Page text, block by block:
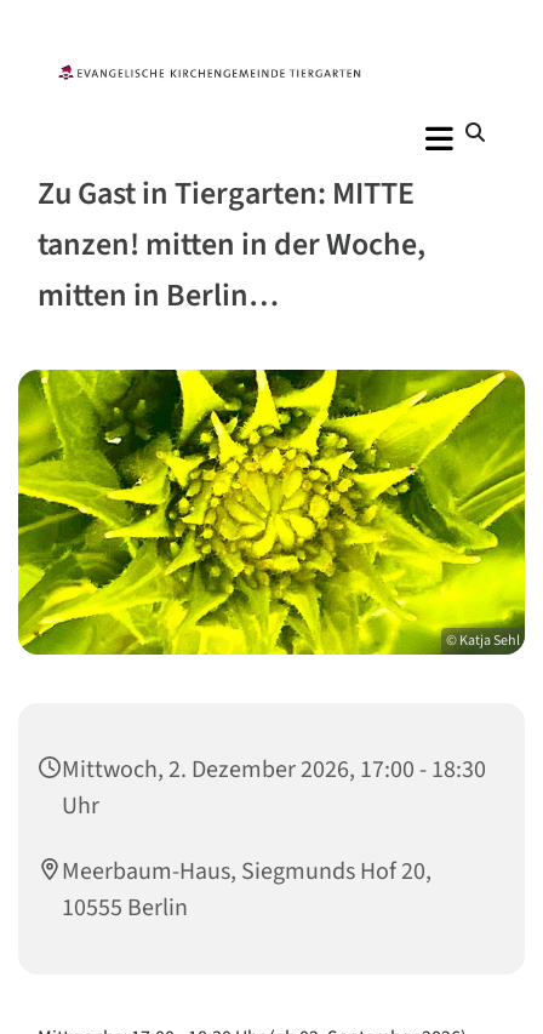
Zu Gast in Tiergarten: MITTE
tanzen! mitten in der Woche,
mitten in Berlin…
© Katja Sehl
Mittwoch, 2. Dezember 2026, 17:00 - 18:30
Uhr
Meerbaum-Haus, Siegmunds Hof 20,
10555 Berlin